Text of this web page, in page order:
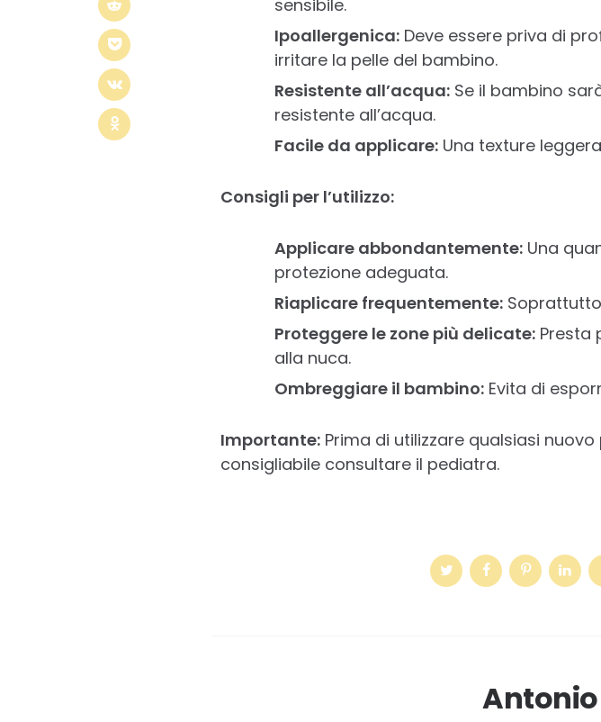
sensibile.
Ipoallergenica:Deve essere priva di
irritare la pelle del bambino.
Resistente all’acqua:Se il bambino
resistente all’acqua.
Facile da applicare:Una texture
Consigli per l’utilizzo:
Applicare abbondantemente:Una
protezione adeguata.
Riaplicare frequentemente:
Proteggere le zone più delicate:Presta
alla nuca.
Ombreggiare il bambino:Evita di
Importante:Prima di utilizzare qualsiasi
consigliabile consultare il pediatra.